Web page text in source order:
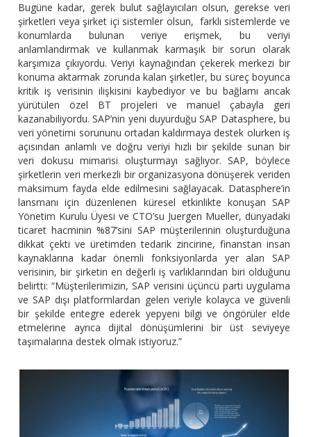
Bugüne kadar, gerek bulut sağlayıcıları olsun, gerekse veri
şirketleri veya şirket içi sistemler olsun, farklı sistemlerde ve
konumlarda bulunan veriye erişmek, bu veriyi
anlamlandırmak ve kullanmak karmaşık bir sorun olarak
karşımıza çıkıyordu. Veriyi kaynağından çekerek merkezi bir
konuma aktarmak zorunda kalan şirketler, bu süreç boyunca
kritik iş verisinin ilişkisini kaybediyor ve bu bağlamı ancak
yürütülen özel BT projeleri ve manuel çabayla geri
kazanabiliyordu. SAP’nin yeni duyurduğu SAP Datasphere, bu
veri yönetimi sorununu ortadan kaldırmaya destek olurken iş
açısından anlamlı ve doğru veriyi hızlı bir şekilde sunan bir
veri dokusu mimarisi oluşturmayı sağlıyor. SAP, böylece
şirketlerin veri merkezli bir organizasyona dönüşerek veriden
maksimum fayda elde edilmesini sağlayacak. Datasphere’in
lansmanı için düzenlenen küresel etkinlikte konuşan SAP
Yönetim Kurulu Üyesi ve CTO’su Juergen Mueller, dünyadaki
ticaret hacminin %87’sini SAP müşterilerinin oluşturduğuna
dikkat çekti ve üretimden tedarik zincirine, finanstan insan
kaynaklarına kadar önemli fonksiyonlarda yer alan SAP
verisinin, bir şirketin en değerli iş varlıklarından biri olduğunu
belirtti: “Müşterilerimizin, SAP verisini üçüncü parti uygulama
ve SAP dışı platformlardan gelen veriyle kolayca ve güvenli
bir şekilde entegre ederek yepyeni bilgi ve öngörüler elde
etmelerine ayrıca dijital dönüşümlerini bir üst seviyeye
taşımalarına destek olmak istiyoruz.”